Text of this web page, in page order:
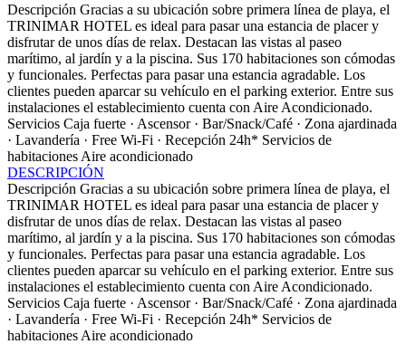
Descripción Gracias a su ubicación sobre primera línea de playa, el
TRINIMAR HOTEL es ideal para pasar una estancia de placer y
disfrutar de unos días de relax. Destacan las vistas al paseo
marítimo, al jardín y a la piscina. Sus 170 habitaciones son cómodas
y funcionales. Perfectas para pasar una estancia agradable. Los
clientes pueden aparcar su vehículo en el parking exterior. Entre sus
instalaciones el establecimiento cuenta con Aire Acondicionado.
Servicios Caja fuerte · Ascensor · Bar/Snack/Café · Zona ajardinada
· Lavandería · Free Wi-Fi · Recepción 24h* Servicios de
habitaciones Aire acondicionado
DESCRIPCIÓN
Descripción Gracias a su ubicación sobre primera línea de playa, el
TRINIMAR HOTEL es ideal para pasar una estancia de placer y
disfrutar de unos días de relax. Destacan las vistas al paseo
marítimo, al jardín y a la piscina. Sus 170 habitaciones son cómodas
y funcionales. Perfectas para pasar una estancia agradable. Los
clientes pueden aparcar su vehículo en el parking exterior. Entre sus
instalaciones el establecimiento cuenta con Aire Acondicionado.
Servicios Caja fuerte · Ascensor · Bar/Snack/Café · Zona ajardinada
· Lavandería · Free Wi-Fi · Recepción 24h* Servicios de
habitaciones Aire acondicionado